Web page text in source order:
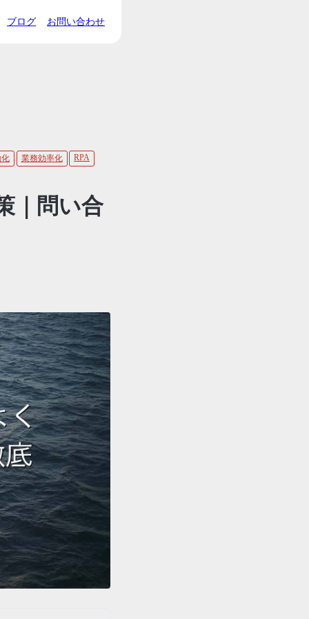
ブログ お問い合わせ
業務効率化 RPA
｜問い合